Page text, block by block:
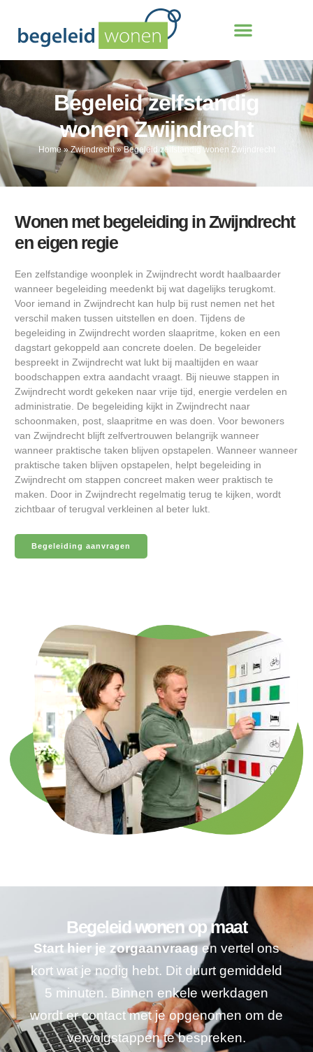
Begeleid zelfstandig
wonen Zwijndrecht
Home»Zwijndrecht»Begeleid zelfstandig wonen Zwijndrecht
Wonen met begeleiding in Zwijndrecht
en eigen regie
Een zelfstandige woonplek in Zwijndrecht wordt haalbaarder
wanneer begeleiding meedenkt bij wat dagelijks terugkomt.
Voor iemand in Zwijndrecht kan hulp bij rust nemen net het
verschil maken tussen uitstellen en doen. Tijdens de
begeleiding in Zwijndrecht worden slaapritme, koken en een
dagstart gekoppeld aan concrete doelen. De begeleider
bespreekt in Zwijndrecht wat lukt bij maaltijden en waar
boodschappen extra aandacht vraagt. Bij nieuwe stappen in
Zwijndrecht wordt gekeken naar vrije tijd, energie verdelen en
administratie. De begeleiding kijkt in Zwijndrecht naar
schoonmaken, post, slaapritme en was doen. Voor bewoners
van Zwijndrecht blijft zelfvertrouwen belangrijk wanneer
wanneer praktische taken blijven opstapelen. Wanneer wanneer
praktische taken blijven opstapelen, helpt begeleiding in
Zwijndrecht om stappen concreet maken weer praktisch te
maken. Door in Zwijndrecht regelmatig terug te kijken, wordt
zichtbaar of terugval verkleinen al beter lukt.
Begeleiding aanvragen
Begeleid wonen op maat
Start hier je zorgaanvraagen vertel ons
kort wat je nodig hebt. Dit duurt gemiddeld
5 minuten. Binnen enkele werkdagen
wordt er contact met je opgenomen om de
vervolgstappen te bespreken.